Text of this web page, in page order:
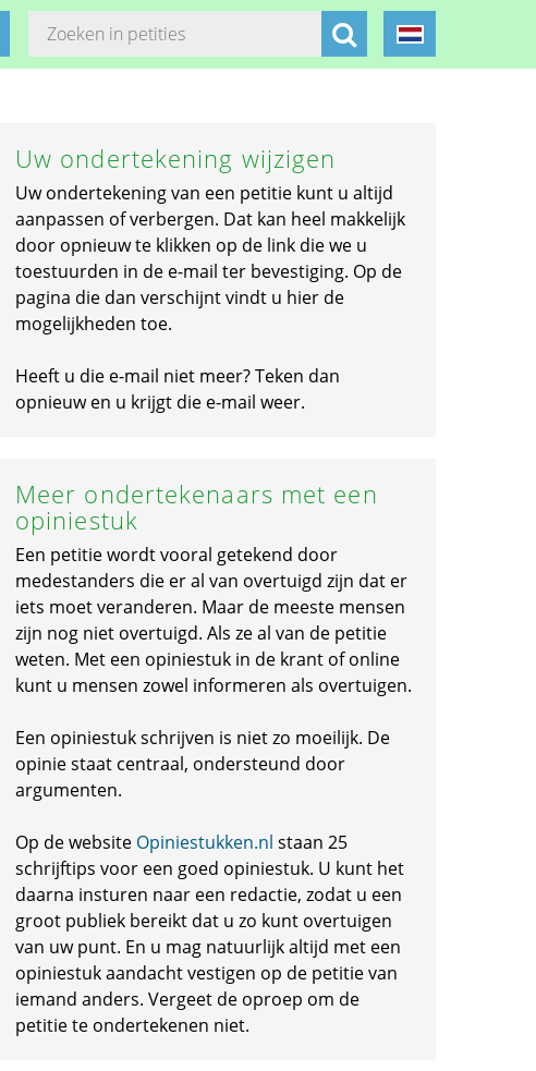
Uw ondertekening wijzigen
Uw ondertekening van een petitie kunt u altijd
aanpassen of verbergen. Dat kan heel makkelijk
door opnieuw te klikken op de link die we u
toestuurden in de e-mail ter bevestiging. Op de
pagina die dan verschijnt vindt u hier de
mogelijkheden toe.
Heeft u die e-mail niet meer? Teken dan
opnieuw en u krijgt die e-mail weer.
Meer ondertekenaars met een
opiniestuk
Een petitie wordt vooral getekend door
medestanders die er al van overtuigd zijn dat er
iets moet veranderen. Maar de meeste mensen
zijn nog niet overtuigd. Als ze al van de petitie
weten. Met een opiniestuk in de krant of online
kunt u mensen zowel informeren als overtuigen.
Een opiniestuk schrijven is niet zo moeilijk. De
opinie staat centraal, ondersteund door
argumenten.
Op de website Opiniestukken.nl staan 25
schrijftips voor een goed opiniestuk. U kunt het
daarna insturen naar een redactie, zodat u een
groot publiek bereikt dat u zo kunt overtuigen
van uw punt. En u mag natuurlijk altijd met een
opiniestuk aandacht vestigen op de petitie van
iemand anders. Vergeet de oproep om de
petitie te ondertekenen niet.